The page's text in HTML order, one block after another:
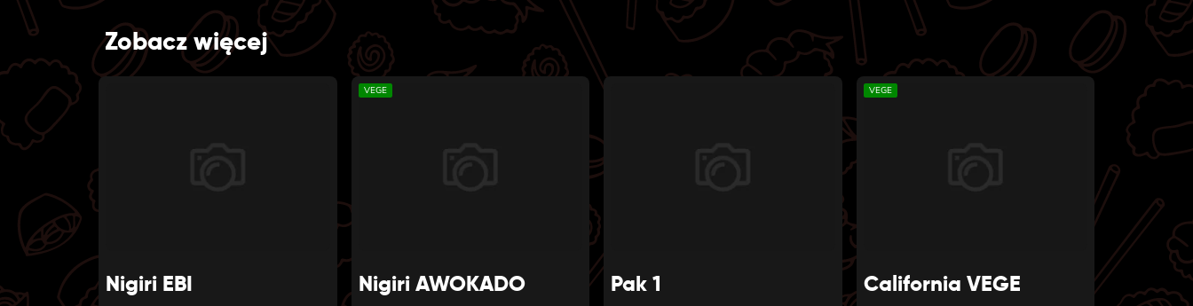
was:
269 zł.
is:
249 zł.
Zobacz więcej
Nigiri EBI
VEGE
Nigiri AWOKADO Pak 1
VEGE
California VEGE